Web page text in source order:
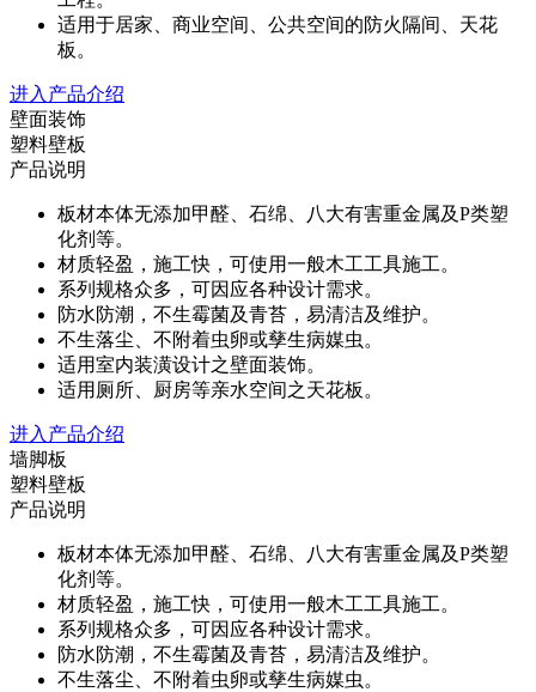
适用于居家、商业空间、公共空间的防火隔间、天花
板。
进入产品介绍
壁面装饰
塑料壁板
产品说明
板材本体无添加甲醛、石绵、八大有害重金属及P类塑
化剂等。
材质轻盈，施工快，可使用一般木工工具施工。
系列规格众多，可因应各种设计需求。
防水防潮，不生霉菌及青苔，易清洁及维护。
不生落尘、不附着虫卵或孳生病媒虫。
适用室内装潢设计之壁面装饰。
适用厕所、厨房等亲水空间之天花板。
进入产品介绍
墙脚板
塑料壁板
产品说明
板材本体无添加甲醛、石绵、八大有害重金属及P类塑
化剂等。
材质轻盈，施工快，可使用一般木工工具施工。
系列规格众多，可因应各种设计需求。
防水防潮，不生霉菌及青苔，易清洁及维护。
不生落尘、不附着虫卵或孳生病媒虫。